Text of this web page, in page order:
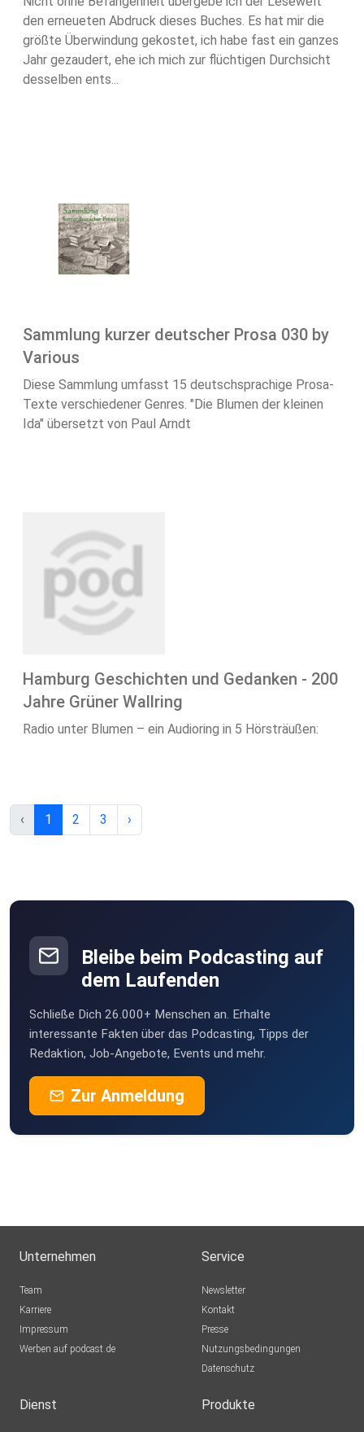
den erneueten Abdruck dieses Buches. Es hat mir die
größte Überwindung gekostet, ich habe fast ein ganzes
Jahr gezaudert, ehe ich mich zur flüchtigen Durchsicht
desselben ents...
Sammlung kurzer deutscher Prosa 030 by
Various
Diese Sammlung umfasst 15 deutschsprachige Prosa-
Texte verschiedener Genres. "Die Blumen der kleinen
Ida" übersetzt von Paul Arndt
Hamburg Geschichten und Gedanken - 200
Jahre Grüner Wallring
Radio unter Blumen – ein Audioring in 5 Hörsträußen:
‹ 1 2 3 ›
Bleibe beim Podcasting auf
dem Laufenden
Schließe Dich 26.000+ Menschen an. Erhalte
interessante Fakten über das Podcasting, Tipps der
Redaktion, Job-Angebote, Events und mehr.
Zur Anmeldung
Unternehmen
Team
Karriere
Impressum
Werben auf podcast.de
Service
Newsletter
Kontakt
Presse
Nutzungsbedingungen
Datenschutz
Dienst Produkte